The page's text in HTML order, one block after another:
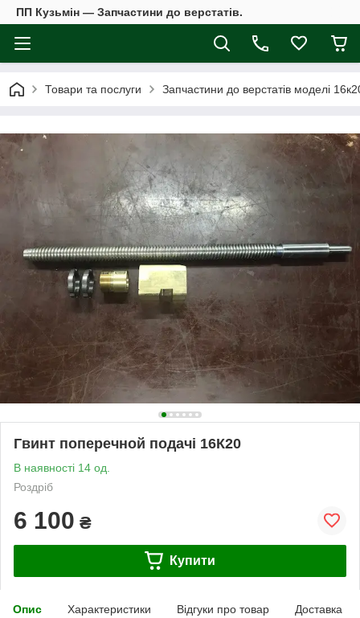
ПП Кузьмін — Запчастини до верстатів.
Товари та послуги Запчастини до верстатів моделі
Гвинт поперечной подачі 16К20
В наявності 14 од.
Роздріб
6 100 ₴
Купити
Опис Характеристики Відгуки про товар Доставка